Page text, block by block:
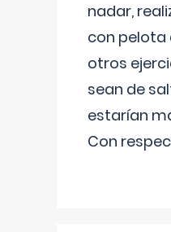
nadar,
con pelota
otros
sean de
estarían
Con